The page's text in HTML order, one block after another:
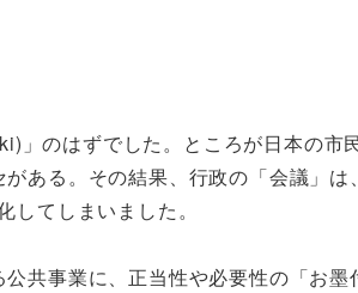
」のはずでした。ところが日本の市
ある。その結果、行政の「会議」は
てしまいました。
共事業に、正当性や必要性の「お墨